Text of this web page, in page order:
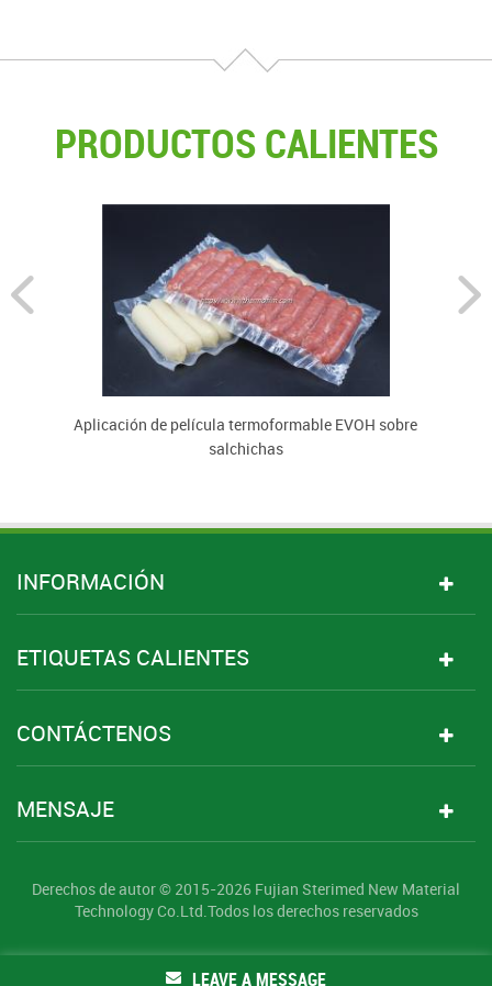
PRODUCTOS CALIENTES
Aplicación de película termoformable EVOH sobre
salchichas
INFORMACIÓN
ETIQUETAS CALIENTES
CONTÁCTENOS
MENSAJE
Derechos de autor © 2015-2026 Fujian Sterimed New Material
Technology Co.Ltd.Todos los derechos reservados
LEAVE A MESSAGE